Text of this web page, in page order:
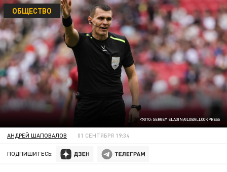
ФОТО: SERGEY ELAGIN/GLOBALLOOKPRESS
ОБЩЕСТВО
АНДРЕЙ ШАПОВАЛОВ 01 СЕНТЯБРЯ 19:34
ПОДПИШИТЕСЬ: